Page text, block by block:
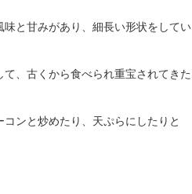
と甘みがあり、細長い形状をしてい
、古くから食べられ重宝されてきた
ンと炒めたり、天ぷらにしたりと